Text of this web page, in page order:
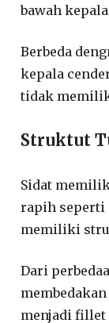
bawah
Berbeda
kepala
tidak
Struktut
Sidat
rapih seperti
memiliki
Dari
menjadi fillet